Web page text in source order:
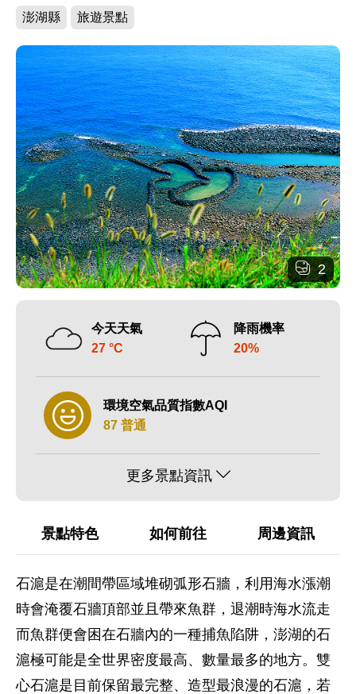
澎湖縣 旅遊景點
2
今天天氣
27 °C
降雨機率
20%
環境空氣品質指數AQI
87 普通
更多景點資訊
景點特色 如何前往 周邊資訊
石滬是在潮間帶區域堆砌弧形石牆，利用海水漲潮
時會淹覆石牆頂部並且帶來魚群，退潮時海水流走
而魚群便會困在石牆內的一種捕魚陷阱，澎湖的石
滬極可能是全世界密度最高、數量最多的地方。雙
心石滬是目前保留最完整、造型最浪漫的石滬，若